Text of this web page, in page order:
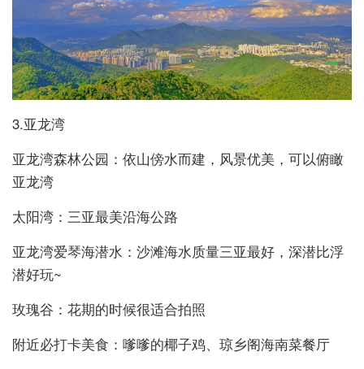
3.亚龙湾
亚龙湾森林公园：依山傍水而建，风景优美，可以俯瞰
亚龙湾
太阳湾：三亚最美沿海公路
亚龙湾爱琴海潜水：沙滩海水质量三亚最好，深潜比浮
潜好玩~
玫瑰谷：花期的时候很适合拍照
附近必打卡美食：嗲嗲的椰子鸡、琼乡阁海南菜餐厅